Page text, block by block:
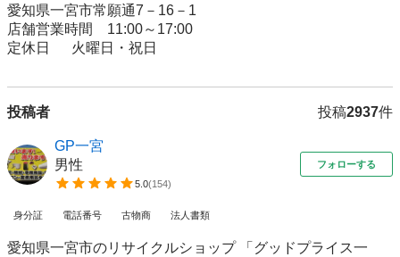
愛知県一宮市常願通7－16－1
店舗営業時間　11:00～17:00
定休日 　 火曜日・祝日
投稿者 投稿2937件
GP一宮
男性
5.0(154)
フォローする
身分証 電話番号 古物商 法人書類
愛知県一宮市のリサイクルショップ 「グッドプライス一